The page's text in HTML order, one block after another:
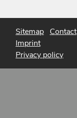
Sitemap Contact
Imprint
Privacy policy